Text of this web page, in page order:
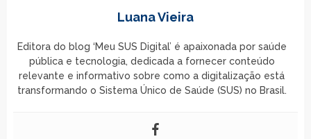
Luana Vieira
Editora do blog ‘Meu SUS Digital’ é apaixonada por saúde
pública e tecnologia, dedicada a fornecer conteúdo
relevante e informativo sobre como a digitalização está
transformando o Sistema Único de Saúde (SUS) no Brasil.